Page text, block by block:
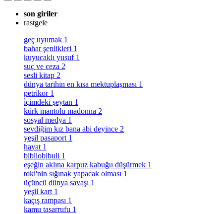
son giriler
rastgele
geç uyumak 1
bahar şenlikleri 1
kuyucaklı yusuf 1
suç ve ceza 2
sesli kitap 2
dünya tarihin en kısa mektuplaşması 1
petrikor 1
i̇çimdeki şeytan 1
kürk mantolu madonna 2
sosyal medya 1
sevdiğim kız bana abi deyince 2
yeşil pasaport 1
hayat 1
bibliobibuli 1
eşeğin aklına karpuz kabuğu düşürmek 1
toki̇'nin sığınak yapacak olması 1
üçüncü dünya savaşı 1
yeşil kart 1
kaçış rampası 1
kamu tasarrufu 1